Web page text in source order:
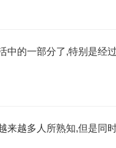
中的一部分了,特别是经
来越多人所熟知,但是同